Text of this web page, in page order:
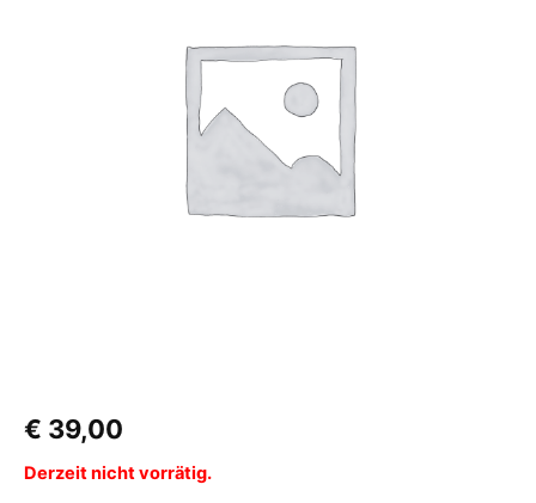
€ 39,00
Derzeit nicht vorrätig.